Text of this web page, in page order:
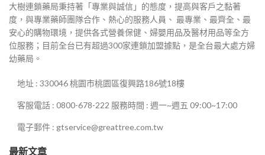
大樹連鎖藥局秉持著「專業與誠信」的態度，提高與客戶之黏著
度，與專業藥師團隊合作、熱心的服務人員、 最專業、最齊全、最
安心的購物環境，提供各式營養保健、婦嬰用品及醫材用品等全方
位服務；目前全台已有超過300家連鎖加盟據點，是全台最大處方婦
幼藥局。
地址 : 330046 桃園市桃園區復興路186號18樓
客服電話 : 0800-678-222 服務時間 : 週一~週五 09:00~17:00
電子郵件 : gtservice@greattree.com.tw
最新文章